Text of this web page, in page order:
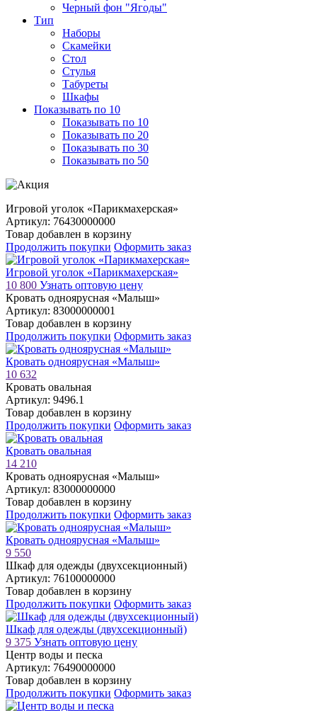
Черный фон "Ягоды"
Тип
Наборы
Скамейки
Стол
Стулья
Табуреты
Шкафы
Показывать по 10
Показывать по 10
Показывать по 20
Показывать по 30
Показывать по 50
Игровой уголок «Парикмахерская»
Артикул: 76430000000
Товар добавлен в корзину
Продолжить покупки Оформить заказ
Игровой уголок «Парикмахерская»
10 800 Узнать оптовую цену
Кровать одноярусная «Малыш»
Артикул: 83000000001
Товар добавлен в корзину
Продолжить покупки Оформить заказ
Кровать одноярусная «Малыш»
10 632
Кровать овальная
Артикул: 9496.1
Товар добавлен в корзину
Продолжить покупки Оформить заказ
Кровать овальная
14 210
Кровать одноярусная «Малыш»
Артикул: 83000000000
Товар добавлен в корзину
Продолжить покупки Оформить заказ
Кровать одноярусная «Малыш»
9 550
Шкаф для одежды (двухсекционный)
Артикул: 76100000000
Товар добавлен в корзину
Продолжить покупки Оформить заказ
Шкаф для одежды (двухсекционный)
9 375 Узнать оптовую цену
Центр воды и песка
Артикул: 76490000000
Товар добавлен в корзину
Продолжить покупки Оформить заказ